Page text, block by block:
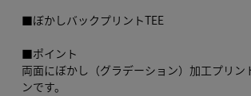
■ぼかしバックプリントTEE
■ポイント
両面にぼかし（グラデーション）加工プリン
ンです。